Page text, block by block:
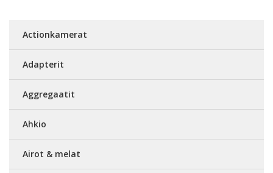
Actionkamerat
Adapterit
Aggregaatit
Ahkio
Airot & melat